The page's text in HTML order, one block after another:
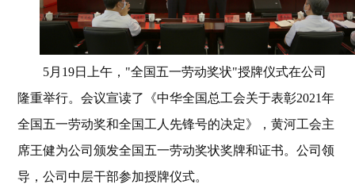
5月19日上午，"全国五一劳动奖状"授牌仪式在公司
隆重举行。会议宣读了《中华全国总工会关于表彰2021年
全国五一劳动奖和全国工人先锋号的决定》，黄河工会主
席王健为公司颁发全国五一劳动奖状奖牌和证书。公司领
导，公司中层干部参加授牌仪式。